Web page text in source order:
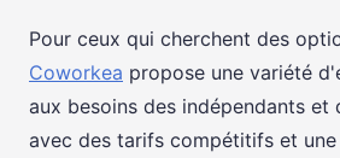
Pour ceux qui cherchent des
Coworkea propose une variété
aux besoins des indépendants et
avec des tarifs compétitifs et